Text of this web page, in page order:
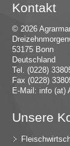
Kontakt
© 2026
53175 Bonn
Deutschland
Tel. (0228)
Fax (0228)
E-Mail: info (at)
Unsere